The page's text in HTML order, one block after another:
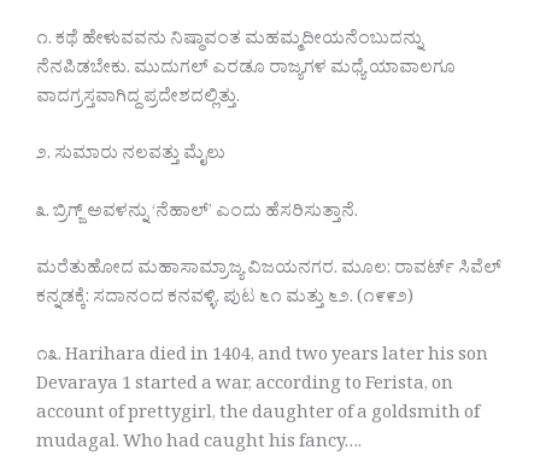
೧. ಕಥೆ ಹೇಳುವವನು ನಿಷ್ಠಾವಂತ ಮಹಮ್ಮದೀಯನೆಂಬುದನ್ನು
ನೆನಪಿಡಬೇಕು. ಮುದುಗಲ್ ಎರಡೂ ರಾಜ್ಯಗಳ ಮಧ್ಯೆ ಯಾವಾಲಗೂ
ವಾದಗ್ರಸ್ತವಾಗಿದ್ದ ಪ್ರದೇಶದಲ್ಲಿತ್ತು.
೨. ಸುಮಾರು ನಲವತ್ತು ಮೈಲು
೩. ಬ್ರಿಗ್ಜ್ ಅವಳನ್ನು ‘ನೆಹಾಲ್’ ಎಂದು ಹೆಸರಿಸುತ್ತಾನೆ.
ಮರೆತುಹೋದ ಮಹಾಸಾಮ್ರಾಜ್ಯ ವಿಜಯನಗರ. ಮೂಲ: ರಾವರ್ಟ್ ಸಿವೆಲ್
ಕನ್ನಡಕ್ಕೆ: ಸದಾನಂದ ಕನವಳ್ಳಿ. ಪುಟ ೬೧ ಮತ್ತು ೬೨. (೧೯೯೨)
೧೩. Harihara died in 1404, and two years later his son
Devaraya 1 started a war, according to Ferista, on
account of prettygirl, the daughter of a goldsmith of
mudagal. Who had caught his fancy….